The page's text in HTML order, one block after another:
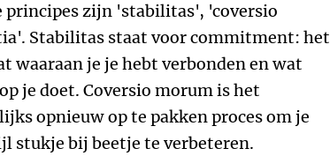
principes zijn 'stabilitas', 'coversio
Stabilitas staat voor commitment: het
waaraan je je hebt verbonden en wat
je doet. Coversio morum is het
opnieuw op te pakken proces om je
stukje bij beetje te verbeteren.